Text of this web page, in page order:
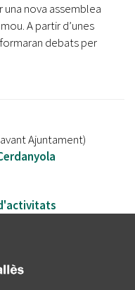
nova assemblea
A partir d’unes
debats per
Ajuntament)